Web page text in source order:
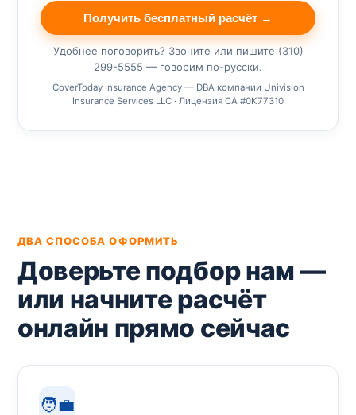
Получить бесплатный расчёт →
Удобнее поговорить? Звоните или пишите (310)
299-5555 — говорим по-русски.
CoverToday Insurance Agency — DBA компании Univision
Insurance Services LLC · Лицензия CA #0K77310
ДВА СПОСОБА ОФОРМИТЬ
Доверьте подбор нам —
или начните расчёт
онлайн прямо сейчас
🧑‍💼